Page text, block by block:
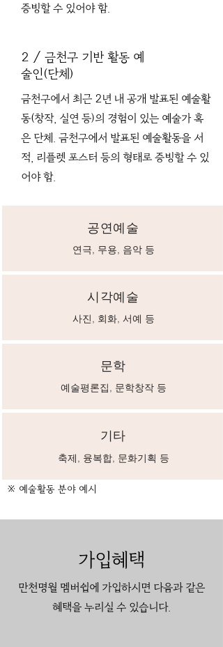
증빙할 수 있어야 함.
2 / 금천구 기반 활동 예
술인(단체)
금천구에서 최근 2년 내 공개 발표된 예술활
동(창작, 실연 등)의 경험이 있는 예술가 혹
은 단체. 금천구에서 발표된 예술활동을 서
적, 리플렛 포스터 등의 형태로 증빙할 수 있
어야 함.
공연예술
​연극, 무용, 음악 등
시각예술
사진, 회화, 서예 등
문학
예술평론집, 문학창작 등
기타
축제, 융복합, 문화기획 등
※ 예술활동 분야 예시
가입혜택
만천명월 멤버쉽에 가입하시면 다음과 같은
혜택을 누리실 수 있습니다.